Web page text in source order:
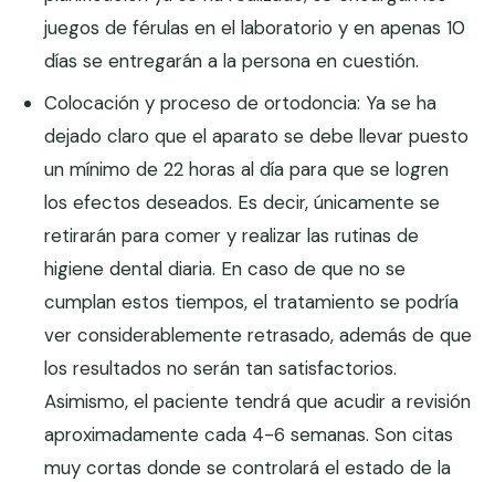
juegos de férulas en el laboratorio y en apenas 10
días se entregarán a la persona en cuestión.
Colocación y proceso de ortodoncia: Ya se ha
dejado claro que el aparato se debe llevar puesto
un mínimo de 22 horas al día para que se logren
los efectos deseados. Es decir, únicamente se
retirarán para comer y realizar las rutinas de
higiene dental diaria. En caso de que no se
cumplan estos tiempos, el tratamiento se podría
ver considerablemente retrasado, además de que
los resultados no serán tan satisfactorios.
Asimismo, el paciente tendrá que acudir a revisión
aproximadamente cada 4-6 semanas. Son citas
muy cortas donde se controlará el estado de la